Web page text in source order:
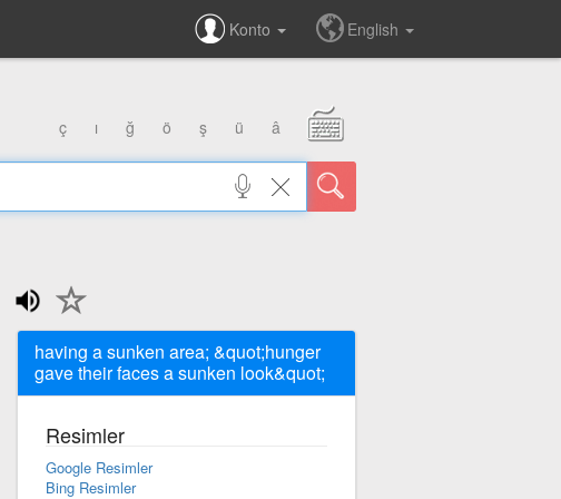
Konto English
ç ı ğ ö ş ü â
having a sunken area; &quot;hunger
gave their faces a sunken look&quot;
Resimler
Google Resimler
Bing Resimler